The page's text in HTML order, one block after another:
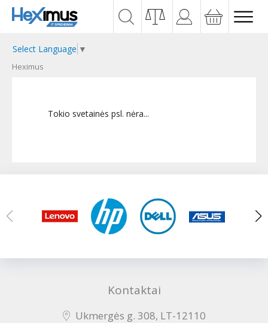
Select Language ▼
Heximus
Tokio svetainės psl. nėra...
Kontaktai
Ukmergės g. 308, LT-12110